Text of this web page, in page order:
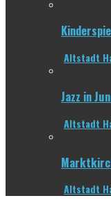
Altstadt
Jazz in
Altstadt
Altstadt